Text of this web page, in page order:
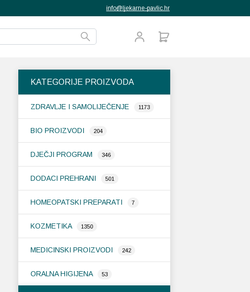
info@ljekarne-pavlic.hr
KATEGORIJE PROIZVODA
ZDRAVLJE I SAMOLIJEČENJE 1173
BIO PROIZVODI 204
DJEČJI PROGRAM 346
DODACI PREHRANI 501
HOMEOPATSKI PREPARATI 7
KOZMETIKA 1350
MEDICINSKI PROIZVODI 242
ORALNA HIGIJENA 53